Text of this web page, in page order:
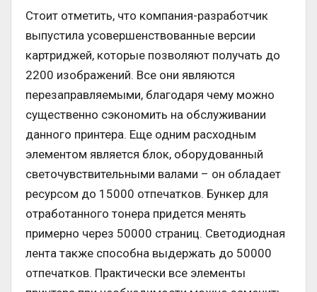
Стоит отметить, что компания-разработчик
выпустила усовершенствованные версии
картриджей, которые позволяют получать до
2200 изображений. Все они являются
перезаправляемыми, благодаря чему можно
существенно сэкономить на обслуживании
данного принтера. Еще одним расходным
элементом является блок, оборудованный
светочувствительными валами – он обладает
ресурсом до 15000 отпечатков. Бункер для
отработанного тонера придется менять
примерно через 50000 страниц. Светодиодная
лента также способна выдержать до 50000
отпечатков. Практически все элементы